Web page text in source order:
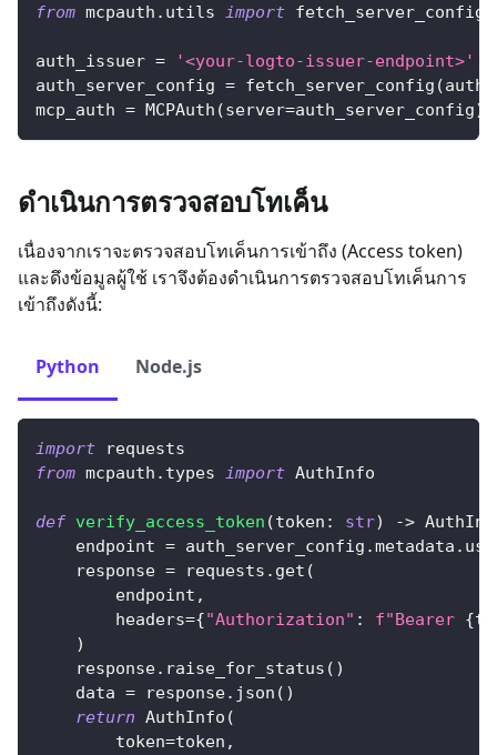
from mcpauth . utils import fetch_server_config
auth_issuer =
'<your-logto-issuer-endpoint>'
auth_server_config = fetch_server_config (
mcp_auth = MCPAuth (server=auth_server_config)
ดำเนินการตรวจสอบโทเค็น
เนื่องจากเราจะตรวจสอบโทเค็นการเข้าถึง (Access token)
และดึงข้อมูลผู้ใช้ เราจึงต้องดำเนินการตรวจสอบโทเค็นการ
เข้าถึงดังนี้:
Python Node.js
import requests
from mcpauth . types import AuthInfo
def verify_access_token (token : str) ->
    endpoint
= auth_server_config .metadata .
    response
= requests . get (
        endpoint
,
        headers
={"Authorization" : f"Bearer {
)
    response
. raise_for_status ( )
    data
= response. json ( )
return AuthInfo (
        token
=token ,